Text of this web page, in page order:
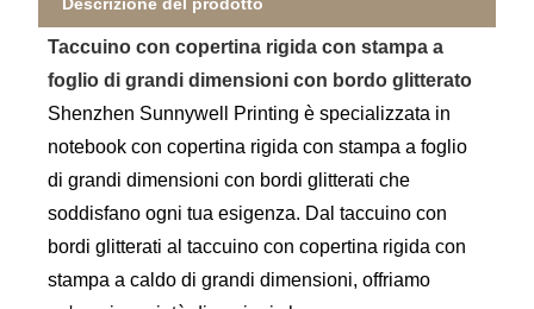
Taccuino con copertina rigida con stampa a
foglio di grandi dimensioni con bordo glitterato
Shenzhen Sunnywell Printing è specializzata in
notebook con copertina rigida con stampa a foglio
di grandi dimensioni con bordi glitterati che
soddisfano ogni tua esigenza. Dal taccuino con
bordi glitterati al taccuino con copertina rigida con
stampa a caldo di grandi dimensioni, offriamo